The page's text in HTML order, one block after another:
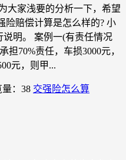
大家浅要的分析一下，希望
险赔偿计算是怎么样的? 小
明。 案例一(有责任情况
担70%责任，车损3000元，
元，则甲...
量：38 交强险怎么算